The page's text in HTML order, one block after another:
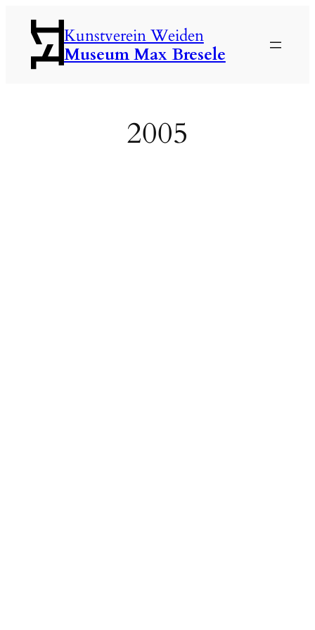
Inhalt
springen
Kunstverein Weiden
Museum Max Bresele
2005